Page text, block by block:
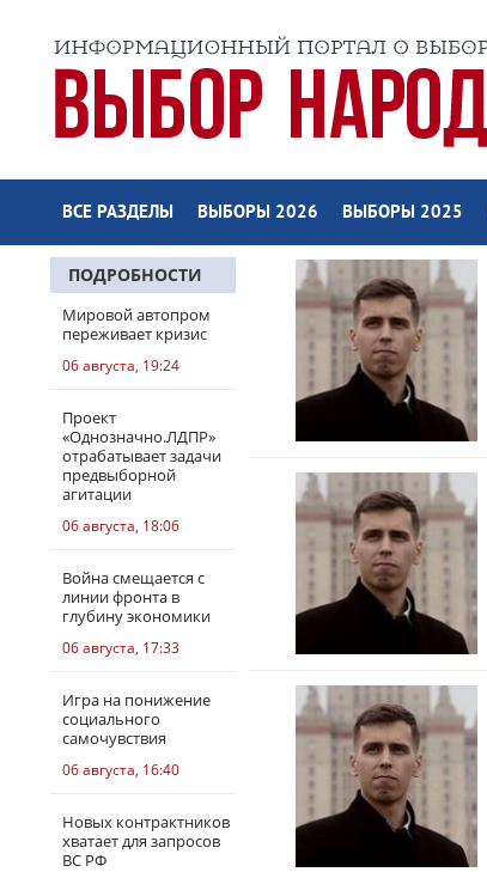
ВСЕ РАЗДЕЛЫ ВЫБОРЫ 2026 ВЫБОРЫ 2025
ПОДРОБНОСТИ
Мировой автопром
переживает кризис
06 августа, 19:24
Проект
«Однозначно.ЛДПР»
отрабатывает задачи
предвыборной
агитации
06 августа, 18:06
Война смещается с
линии фронта в
глубину экономики
06 августа, 17:33
Игра на понижение
социального
самочувствия
06 августа, 16:40
Новых контрактников
хватает для запросов
ВС РФ